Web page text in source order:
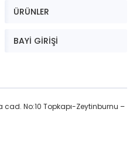
ÜRÜNLER
BAYİ GİRİŞİ
No:10 Topkapı-Zeytinburnu –